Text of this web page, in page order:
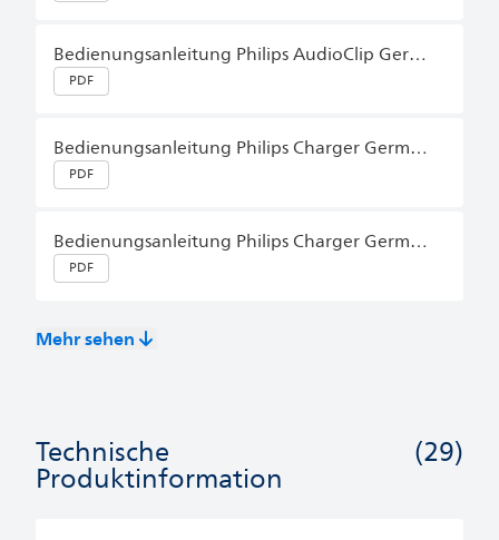
PDF
Bedienungsanleitung Philips AudioClip German (Germany)
PDF
Bedienungsanleitung Philips Charger German (Germany)
PDF
Bedienungsanleitung Philips Charger German (Germany)
Mehr sehen
Technische
Produktinformation
(29)